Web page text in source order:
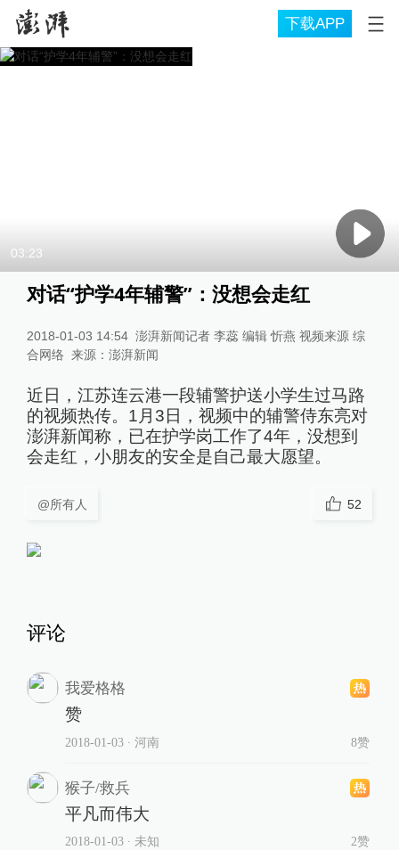
下载APP
03:23
对话“护学4年辅警”：没想会走红
2018-01-03 14:54 澎湃新闻记者 李蕊 编辑 忻燕 视频来源 综
合网络 来源： 澎湃新闻
近日，江苏连云港一段辅警护送小学生过马路
的视频热传。1月3日，视频中的辅警侍东亮对
澎湃新闻称，已在护学岗工作了4年，没想到
会走红，小朋友的安全是自己最大愿望。
@所有人 52
评论
我爱格格
赞
2018-01-03∙ 河南 8赞
猴子/救兵
平凡而伟大
2018-01-03∙ 未知 2赞